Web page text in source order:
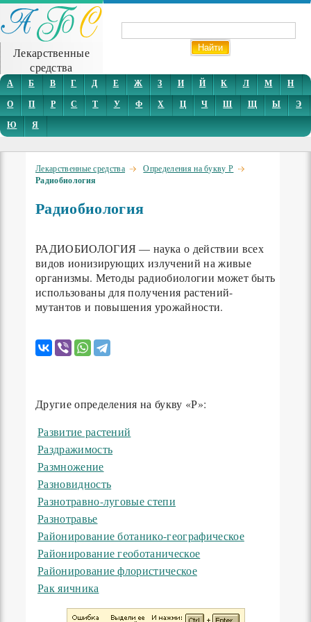
Лекарственные
средства
А Б В Г Д Е Ж З И Й К Л М
Н
О
П Р С Т У Ф Х Ц Ч Ш Щ Ы
Э
Ю
Я
Лекарственные средства Определения на букву Р
Радиобиология
Радиобиология
РАДИОБИОЛОГИЯ — наука о действии всех
видов ионизирующих излучений на живые
организмы. Методы радиобиологии может быть
использованы для получения растений-
мутантов и повышения урожайности.
Другие определения на букву «Р»:
Развитие растений
Раздражимость
Размножение
Разновидность
Разнотравно-луговые степи
Разнотравье
Районирование ботанико-географическое
Районирование геоботаническое
Районирование флористическое
Рак яичника